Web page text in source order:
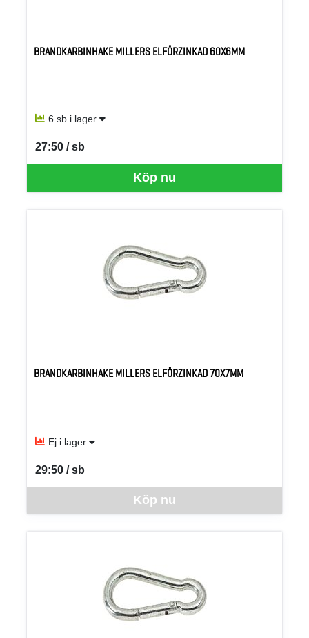
BRANDKARBINHAKE MILLERS ELFÖRZINKAD 60X6MM
6 sb i lager
Köp nu
27:50 / sb
SEK per SB
BRANDKARBINHAKE MILLERS ELFÖRZINKAD 70X7MM
Ej i lager
Köp nu
29:50 / sb
SEK per SB